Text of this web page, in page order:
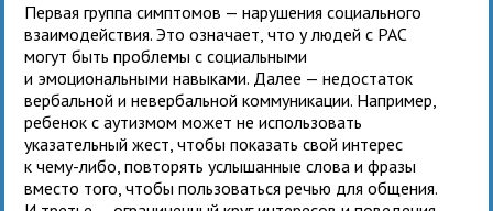
Первая группа симптомов — нарушения социального
взаимодействия. Это означает, что у людей с РАС
могут быть проблемы с социальными
и эмоциональными навыками. Далее — недостаток
вербальной и невербальной коммуникации. Например,
ребенок с аутизмом может не использовать
указательный жест, чтобы показать свой интерес
к чему-либо, повторять услышанные слова и фразы
вместо того, чтобы пользоваться речью для общения.